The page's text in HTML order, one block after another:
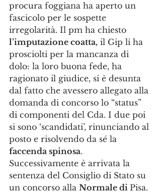
procura foggiana ha aperto un
fascicolo per le sospette
irregolarità. Il pm ha chiesto
l’imputazione coatta, il Gip li ha
prosciolti per la mancanza di
dolo: la loro buona fede, ha
ragionato il giudice, si è desunta
dal fatto che avessero allegato alla
domanda di concorso lo “status”
di componenti del Cda. I due poi
si sono ‘scandidati’, rinunciando al
posto e risolvendo da sé la
faccenda spinosa.
Successivamente è arrivata la
sentenza del Consiglio di Stato su
un concorso alla Normale di Pisa.